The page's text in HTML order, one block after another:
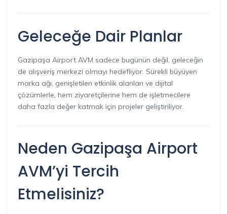
Geleceğe Dair Planlar
Gazipaşa Airport AVM sadece bugünün değil, geleceğin
de alışveriş merkezi olmayı hedefliyor. Sürekli büyüyen
marka ağı, genişletilen etkinlik alanları ve dijital
çözümlerle, hem ziyaretçilerine hem de işletmecilere
daha fazla değer katmak için projeler geliştiriliyor.
Neden Gazipaşa Airport
AVM’yi Tercih
Etmelisiniz?